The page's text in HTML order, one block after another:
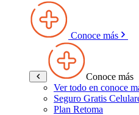
Conoce más
Conoce más
Ver todo en conoce
Seguro Gratis
Plan Retoma